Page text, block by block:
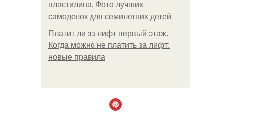
пластилина. Фото лучших
самоделок для семилетних детей
Платит ли за лифт первый этаж.
Когда можно не платить за лифт:
новые правила